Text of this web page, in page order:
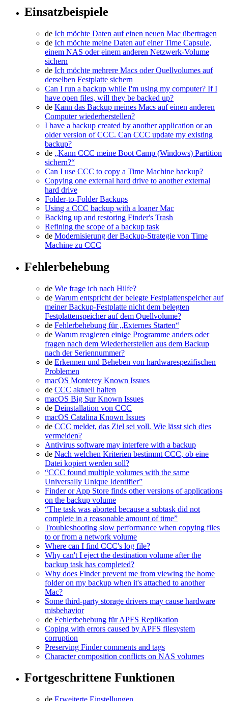
Einsatzbeispiele
de Ich möchte Daten auf einen neuen Mac übertragen
de Ich möchte meine Daten auf einer Time Capsule,
einem NAS oder einem anderen Netzwerk-Volume
sichern
de Ich möchte mehrere Macs oder Quellvolumes auf
derselben Festplatte sichern
Can I run a backup while I'm using my computer? If I
have open files, will they be backed up?
de Kann das Backup meines Macs auf einen anderen
Computer wiederherstellen?
I have a backup created by another application or an
older version of CCC. Can CCC update my existing
backup?
de „Kann CCC meine Boot Camp (Windows) Partition
sichern?“
Can I use CCC to copy a Time Machine backup?
Copying one external hard drive to another external
hard drive
Folder-to-Folder Backups
Using a CCC backup with a loaner Mac
Backing up and restoring Finder's Trash
Refining the scope of a backup task
de Modernisierung der Backup-Strategie von Time
Machine zu CCC
Fehlerbehebung
de Wie frage ich nach Hilfe?
de Warum entspricht der belegte Festplattenspeicher auf
meiner Backup-Festplatte nicht dem belegten
Festplattenspeicher auf dem Quellvolume?
de Fehlerbehebung für „Externes Starten“
de Warum reagieren einige Programme anders oder
fragen nach dem Wiederherstellen aus dem Backup
nach der Seriennummer?
de Erkennen und Beheben von hardwarespezifischen
Problemen
macOS Monterey Known Issues
de CCC aktuell halten
macOS Big Sur Known Issues
de Deinstallation von CCC
macOS Catalina Known Issues
de CCC meldet, das Ziel sei voll. Wie lässt sich dies
vermeiden?
Antivirus software may interfere with a backup
de Nach welchen Kriterien bestimmt CCC, ob eine
Datei kopiert werden soll?
“CCC found multiple volumes with the same
Universally Unique Identifier”
Finder or App Store finds other versions of applications
on the backup volume
“The task was aborted because a subtask did not
complete in a reasonable amount of time”
Troubleshooting slow performance when copying files
to or from a network volume
Where can I find CCC's log file?
Why can't I eject the destination volume after the
backup task has completed?
Why does Finder prevent me from viewing the home
folder on my backup when it's attached to another
Mac?
Some third-party storage drivers may cause hardware
misbehavior
de Fehlerbehebung für APFS Replikation
Coping with errors caused by APFS filesystem
corruption
Preserving Finder comments and tags
Character composition conflicts on NAS volumes
Fortgeschrittene Funktionen